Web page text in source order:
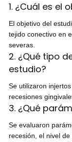
1. ¿Cuál es el
El objetivo del
tejido conectivo en
severas.
2. ¿Qué tipo
estudio?
Se utilizaron
recesiones
3. ¿Qué
Se evaluaron
recesión, el nivel